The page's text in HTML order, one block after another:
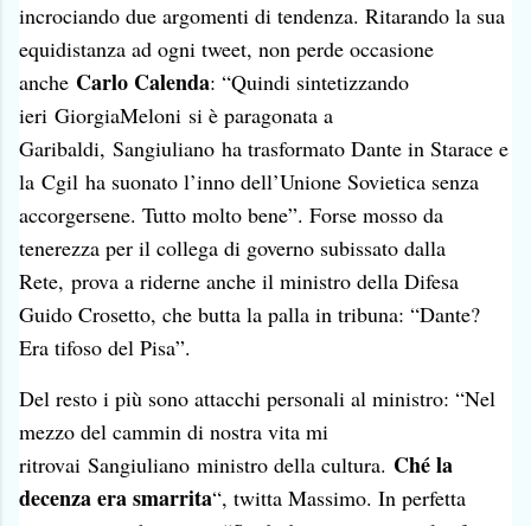
incrociando due argomenti di tendenza. Ritarando la sua
equidistanza ad ogni tweet, non perde occasione
anche Carlo Calenda: “Quindi sintetizzando
ieri GiorgiaMeloni si è paragonata a
Garibaldi, Sangiuliano ha trasformato Dante in Starace e
la Cgil ha suonato l’inno dell’Unione Sovietica senza
accorgersene. Tutto molto bene”. Forse mosso da
tenerezza per il collega di governo subissato dalla
Rete, prova a riderne anche il ministro della Difesa
Guido Crosetto, che butta la palla in tribuna: “Dante?
Era tifoso del Pisa”.
Del resto i più sono attacchi personali al ministro: “Nel
mezzo del cammin di nostra vita mi
ritrovai Sangiuliano ministro della cultura. Ché la
decenza era smarrita“, twitta Massimo. In perfetta